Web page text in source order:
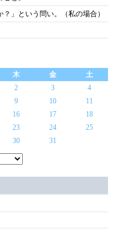
」という問い。（私の場合）
木 金
土
2 3
4
9 10
11
16 17
18
23 24
25
30 31